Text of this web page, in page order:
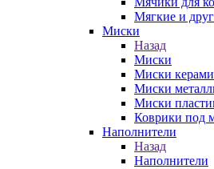
Мягкие и
Миски
Назад
Миски
Миски
Миски
Миски
Коврики под
Наполнители
Назад
Наполнители